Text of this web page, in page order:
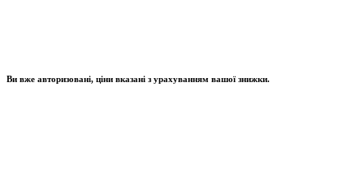
Ви вже авторизовані, ціни вказані з урахуванням вашої знижки.